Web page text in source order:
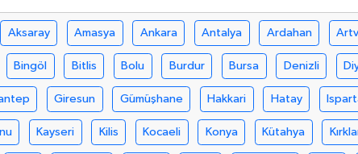
Aksaray Amasya Ankara Antalya Ardahan
Bingöl Bitlis Bolu Burdur Bursa Denizli
Giresun Gümüşhane Hakkari Hatay
Kayseri Kilis Kocaeli Konya Kütahya